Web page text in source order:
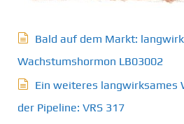
Bald auf dem Markt:
Wachstumshormon LB03002
Ein weiteres langwirksames
der Pipeline: VRS 317